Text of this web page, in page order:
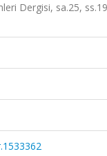
Dergisi, sa.25,